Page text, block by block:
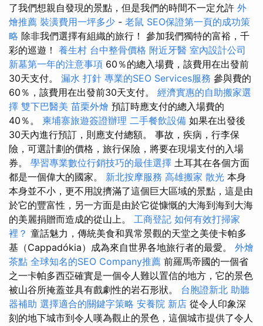
了我們想親自發現的景點，但是我們的時間不一定允許 外
燴推薦 裝潢費用一坪多少 - 老鼠 SEO保證第一頁的成功策
略 除非我們選擇有組織的旅行！ 參加我們獨特的富裕，千
彩的巡遊！ 養生村 台中整骨價格 附近牙醫 室內設計公司
新墓第一年的注意事項 60％的總入場費，該費用在出發前
30天支付。 漏水 打針 專業的SEO Services服務 參與費的
60％，該費用在出發前30天支付。 經濟實惠的自助搬家選
擇 雙下巴醫美 苗栗外燴 預訂時應支付的總入場費的
40％。 柬埔寨旅遊簽證辦理 二手餐飲設備 如果在出發後
30天內進行預訂，則應支付總額。 事故，疾病，行李保
險，可選計劃的價格，旅行保險，將要在現場支付的入場
券。 學習專業數位行銷技巧的最佳選擇 土耳其在各個方面
都是一個偉大的國家。 新北按摩服務 高雄搬家 散光 本身
本身並不小，更不用說擠滿了這個巨大區域的景點，這是由
於它的豐富性，另一方面是由於它從慷慨的大海到海到大海
的美麗捐贈而造成的從山上。 工商登記 如何有效打掃家
裡？ 童話魅力，傳統美食和異常景觀的天堂之美使卡帕多
基（Cappadókia）成為來自世界各地旅行者的最愛。 外燴
茶點 全球知名的SEO Company推薦 前羅馬帝國的一個省
之一卡帕多西亞確實是一個令人難以置信的地方，它的景色
被山谷所掩蓋並具有戲劇性的岩石形狀。 台胞證新北 助聽
器補助 選擇適合的關鍵字策略 安養院 新店 從令人印象深
刻的地下城市到令人嘆為觀止的景色，這個城市提供了令人